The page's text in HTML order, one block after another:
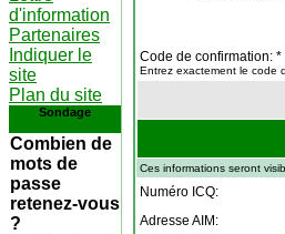
d'information
Partenaires
Indiquer le
site
Plan du site
Sondage
Combien de
mots de
passe
retenez-vous
?
Code de confirmation: *
Entrez exactement le code
Ces informations seront
Numéro ICQ:
Adresse AIM: